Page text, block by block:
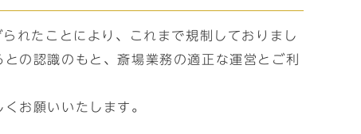
れたことにより、これまで規制しておりまし
の認識のもと、斎場業務の適正な運営とご利
お願いいたします。